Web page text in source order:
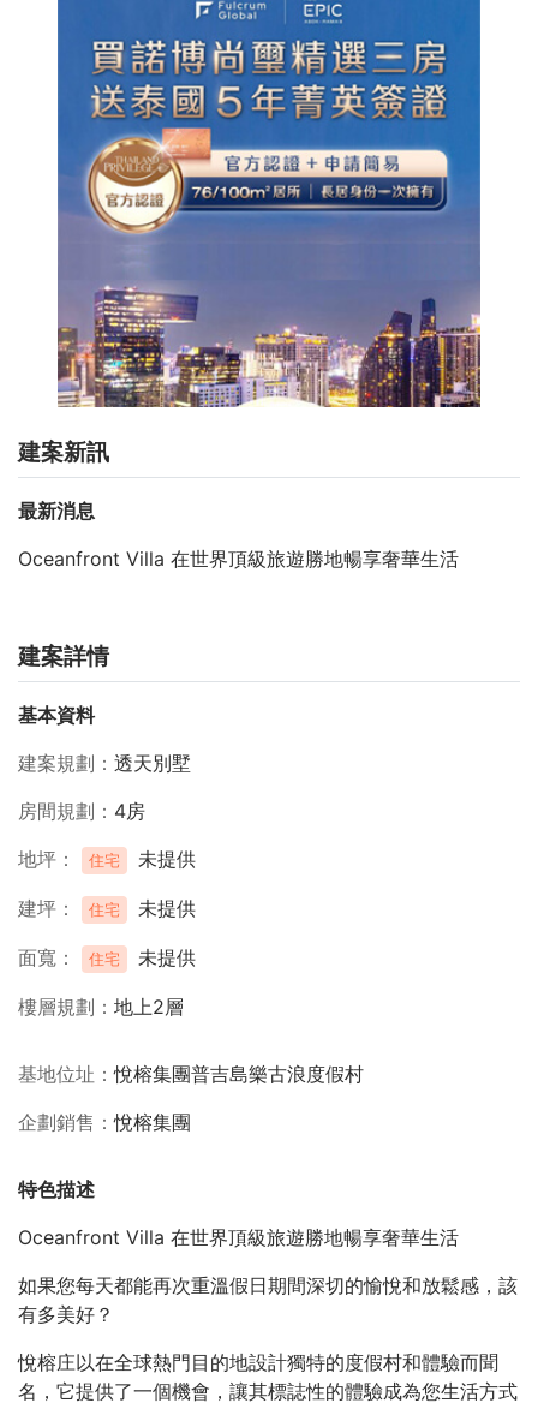
建案新訊
最新消息
Oceanfront Villa 在世界頂級旅遊勝地暢享奢華生活
建案詳情
基本資料
建案規劃
透天別墅
房間規劃
4房
地坪
住宅 未提供
建坪 住宅 未提供
面寬 住宅 未提供
樓層規劃 地上2層
基地位址
悅榕集團普吉島樂古浪度假村
企劃銷售
悅榕集團
特色描述
Oceanfront Villa 在世界頂級旅遊勝地暢享奢華生活
如果您每天都能再次重溫假日期間深切的愉悅和放鬆感，該
有多美好？
悅榕庄以在全球熱門目的地設計獨特的度假村和體驗而聞
名，它提供了一個機會，讓其標誌性的體驗成為您生活方式